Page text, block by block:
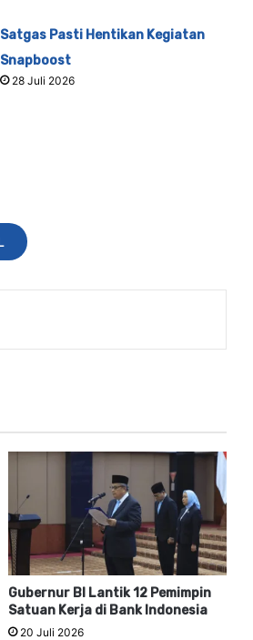
Satgas Pasti Hentikan Kegiatan
Snapboost
28 Juli 2026
Gubernur BI Lantik 12 Pemimpin
Satuan Kerja di Bank Indonesia
20 Juli 2026